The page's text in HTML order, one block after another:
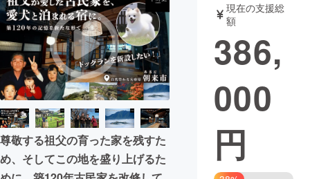
テクノロジー・ガジェット
映像・映画 書籍・雑誌
ビジネス・起業 チャレンジ
まちづくり・地域活性化
CAMPFIRE for Social Good
CAMPFIRE Creation
尊敬する祖父の育った家を残すた
め、そしてこの地を盛り上げるた
現在の支援総
額
386,
000
円